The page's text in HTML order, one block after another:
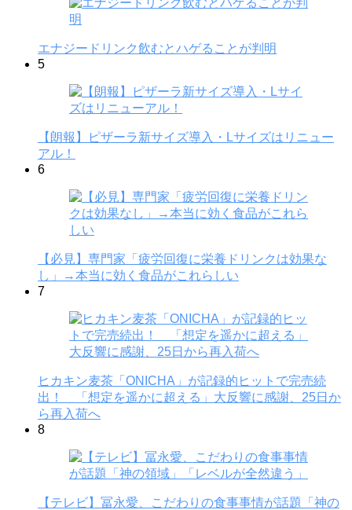
エナジードリンク飲むとハゲることが判明
5
【朗報】ピザーラ新サイズ導入・Lサイズはリニュー
アル！
6
【必見】専門家「疲労回復に栄養ドリンクは効果な
し」→本当に効く食品がこれらしい
7
ヒカキン麦茶「ONICHA」が記録的ヒットで完売続
出！ 「想定を遥かに超える」大反響に感謝、25日か
ら再入荷へ
8
【テレビ】冨永愛、こだわりの食事事情が話題「神の